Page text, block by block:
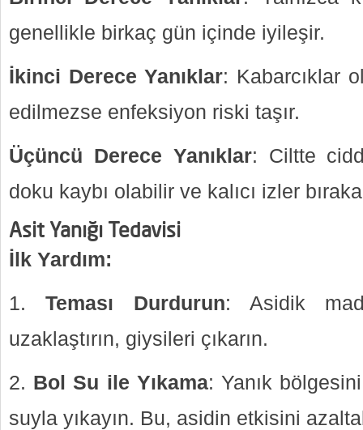
genellikle birkaç gün içinde iyileşir.
İkinci Derece Yanıklar: Kabarcıklar
edilmezse enfeksiyon riski taşır.
Üçüncü Derece Yanıklar: Ciltte
doku kaybı olabilir ve kalıcı izler
Asit Yanığı Tedavisi
İlk Yardım:
Teması Durdurun: Asidik
uzaklaştırın, giysileri çıkarın.
Bol Su ile Yıkama: Yanık
suyla yıkayın. Bu, asidin etkisini